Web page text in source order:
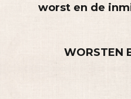
worst en de
WORSTEN